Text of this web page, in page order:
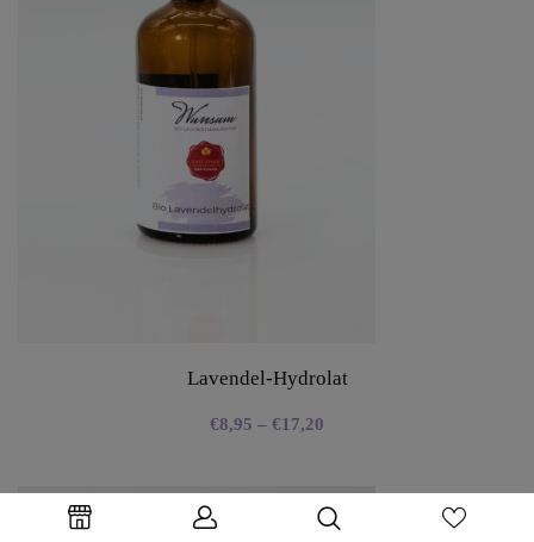
Lavendel-Hydrolat
€8,95 – €17,20